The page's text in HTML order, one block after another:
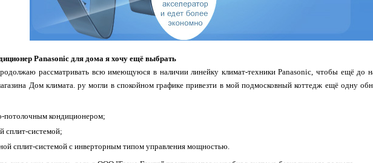
Panasonic для дома я хочу ещё выбрать
рассматривать всю имеющуюся в наличии линейку климат-техники Panasonic, чтобы ещё до
Дом климата. ру могли в спокойном графике привезти в мой подмосковный коттедж ещё одну
потолочным кондиционером;
сплит-системой;
сплит-системой с инверторным типом управления мощностью.